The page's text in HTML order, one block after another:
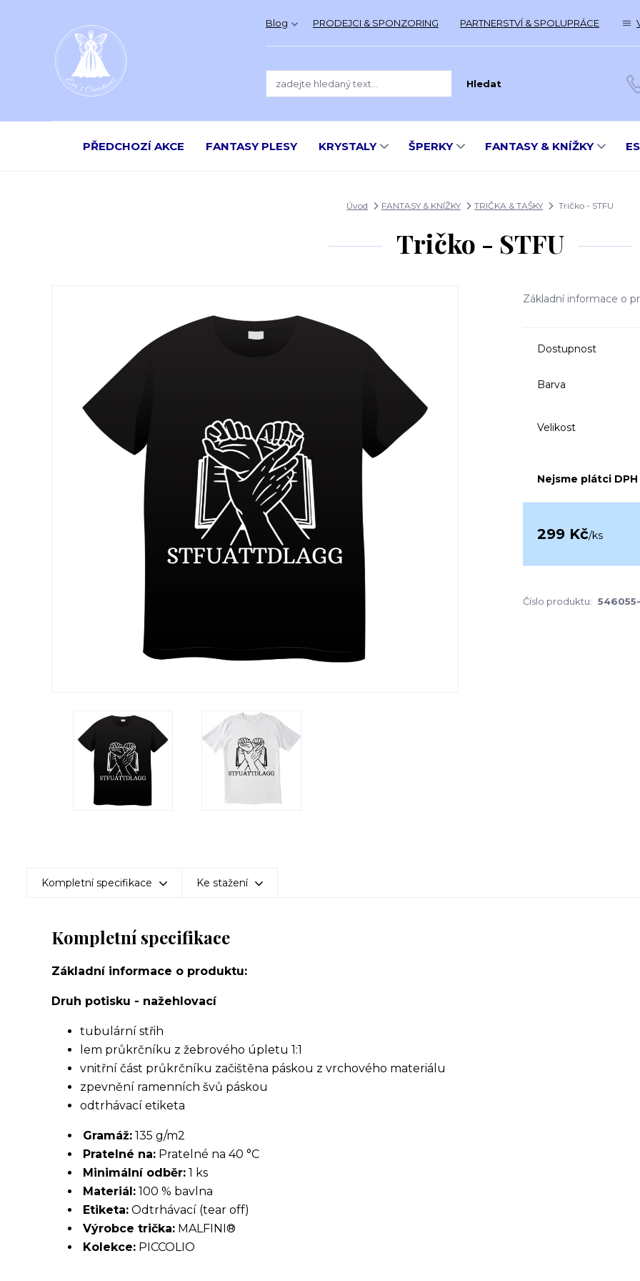
Blog PRODEJCI & SPONZORING PARTNERSTVÍ & SPOLUPRÁCE
Hledat
PŘEDCHOZÍ AKCE FANTASY PLESY KRYSTALY ŠPERKY FANTASY & KNÍŽKY
Úvod FANTASY & KNÍŽKY TRIČKA & TAŠKY Tričko - STFU
Tričko - STFU
Základní informace o
Dostupnost
Barva
Velikost
Nejsme plátci DPH
299 Kč/ks
Číslo produktu:
Kompletní specifikace Ke stažení
Kompletní specifikace
Základní informace o produktu:
Druh potisku - nažehlovací
tubulární střih
lem průkrčníku z žebrového úpletu 1:1
vnitřní část průkrčníku začištěna páskou z vrchového materiálu
zpevnění ramenních švů páskou
odtrhávací etiketa
Gramáž: 135 g/m2
Pratelné na: Pratelné na 40 °C
Minimální odběr: 1 ks
Materiál: 100 % bavlna
Etiketa: Odtrhávací (tear off)
Výrobce trička: MALFINI®
Kolekce: PICCOLIO